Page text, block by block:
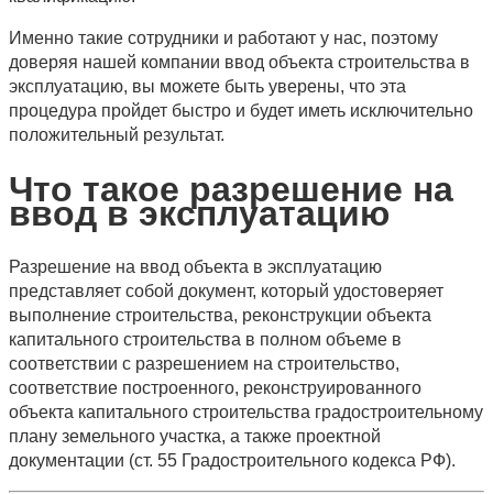
Именно такие сотрудники и работают у нас, поэтому
доверяя нашей компании ввод объекта строительства в
эксплуатацию, вы можете быть уверены, что эта
процедура пройдет быстро и будет иметь исключительно
положительный результат.
Что такое разрешение на
ввод в эксплуатацию
Разрешение на ввод объекта в эксплуатацию
представляет собой документ, который удостоверяет
выполнение строительства, реконструкции объекта
капитального строительства в полном объеме в
соответствии с разрешением на строительство,
соответствие построенного, реконструированного
объекта капитального строительства градостроительному
плану земельного участка, а также проектной
документации (ст. 55 Градостроительного кодекса РФ).